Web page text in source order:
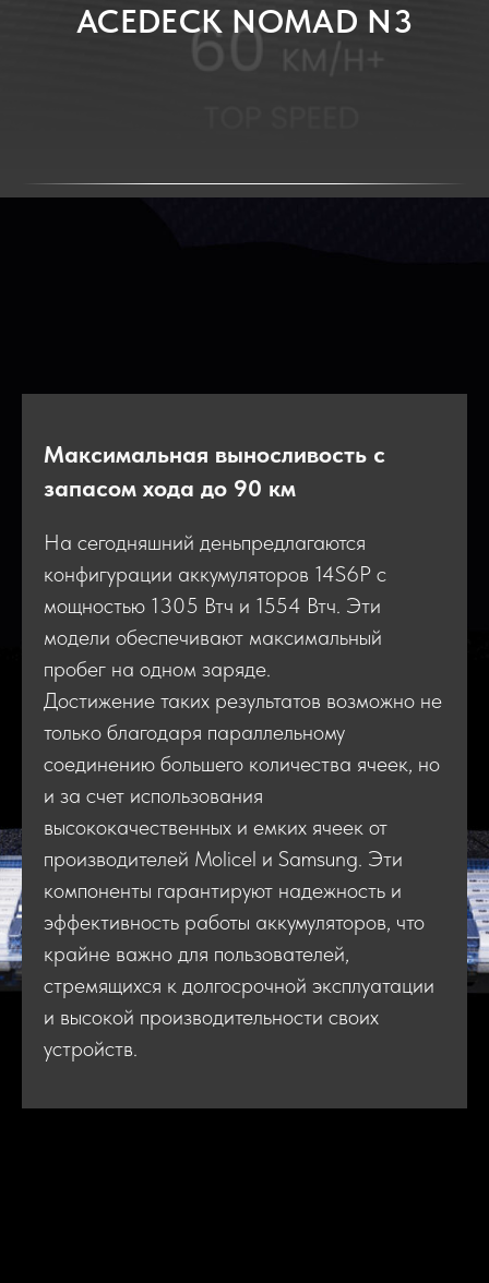
ACEDECK NOMAD N3
Максимальная выносливость с
запасом хода до 90 км
На сегодняшний деньпредлагаются
конфигурации аккумуляторов 14S6P с
мощностью 1305 Втч и 1554 Втч. Эти
модели обеспечивают максимальный
пробег на одном заряде.
Достижение таких результатов возможно не
только благодаря параллельному
соединению большего количества ячеек, но
и за счет использования
высококачественных и емких ячеек от
производителей Molicel и Samsung. Эти
компоненты гарантируют надежность и
эффективность работы аккумуляторов, что
крайне важно для пользователей,
стремящихся к долгосрочной эксплуатации
и высокой производительности своих
устройств.